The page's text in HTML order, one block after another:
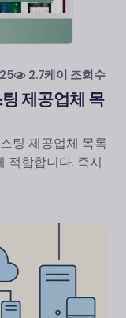
2.7케이 조회수
제공업체 목
팅 제공업체 목록
적합합니다. 즉시